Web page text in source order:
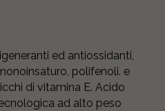
ed antiossidanti,
polifenoli. e
di vitamina E. Acido
ad alto peso